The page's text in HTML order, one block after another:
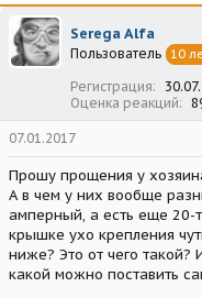
Serega Alfa
Пользователь 10
Регистрация
Оценка реакций
07.01.2017
Прошу прощения у
А в чем у них вообще
амперный, а есть еще 20-
крышке ухо крепления
ниже? Это от чего такой?
какой можно поставить